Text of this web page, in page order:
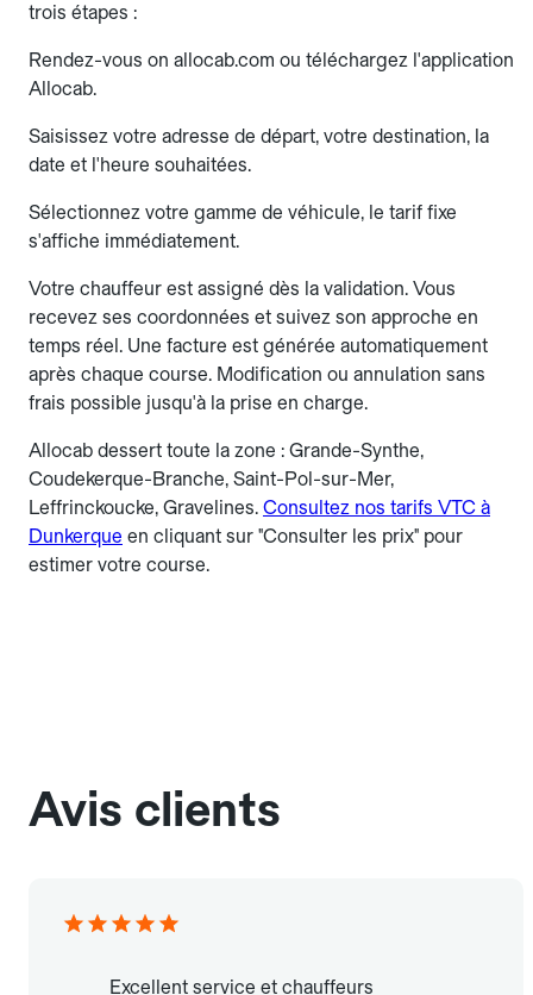
trois étapes :
Rendez-vous on allocab.com ou téléchargez l'application
Allocab.
Saisissez votre adresse de départ, votre destination, la
date et l'heure souhaitées.
Sélectionnez votre gamme de véhicule, le tarif fixe
s'affiche immédiatement.
Votre chauffeur est assigné dès la validation. Vous
recevez ses coordonnées et suivez son approche en
temps réel. Une facture est générée automatiquement
après chaque course. Modification ou annulation sans
frais possible jusqu'à la prise en charge.
Allocab dessert toute la zone : Grande-Synthe,
Coudekerque-Branche, Saint-Pol-sur-Mer,
Leffrinckoucke, Gravelines. Consultez nos tarifs VTC à
Dunkerque en cliquant sur "Consulter les prix" pour
estimer votre course.
Avis clients
Excellent service et chauffeurs